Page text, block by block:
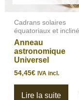
Cadrans solaires
équatoriaux et
Anneau
astronomique
Universel
54,45€ IVA incl.
Lire la suite